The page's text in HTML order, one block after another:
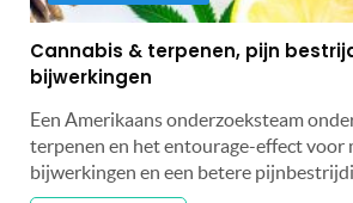
Cannabis & terpenen, pijn
bijwerkingen
Een Amerikaans onderzoeksteam
terpenen en het entourage-effect voor
bijwerkingen en een betere